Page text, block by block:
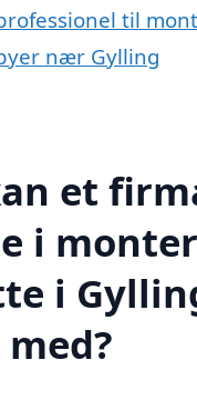
til
nær Gylling
et
i
i